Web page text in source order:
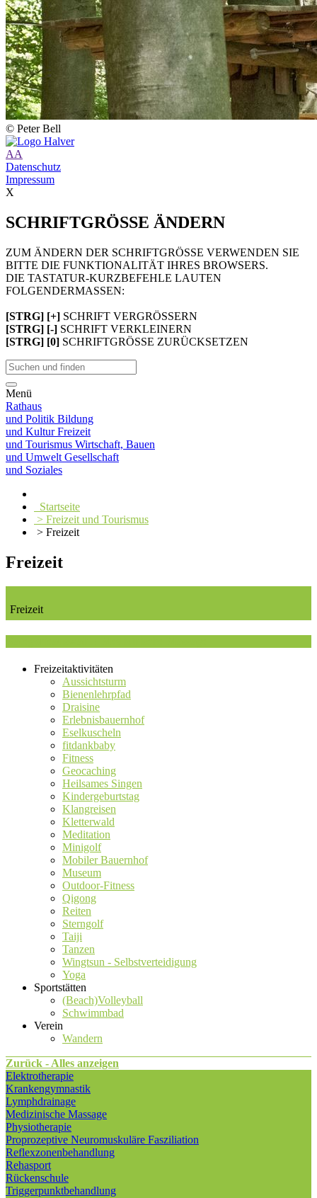
© Peter Bell
AA
Datenschutz
Impressum
X
SCHRIFTGRÖSSE ÄNDERN
ZUM ÄNDERN DER SCHRIFTGRÖSSE VERWENDEN SIE
BITTE DIE FUNKTIONALITÄT IHRES BROWSERS.
DIE TASTATUR-KURZBEFEHLE LAUTEN
FOLGENDERMASSEN:
[STRG] [+] SCHRIFT VERGRÖSSERN
[STRG] [-] SCHRIFT VERKLEINERN
[STRG] [0] SCHRIFTGRÖSSE ZURÜCKSETZEN
Menü
Rathaus
und Politik Bildung
und KulturFreizeit
und Tourismus Wirtschaft, Bauen
und Umwelt Gesellschaft
und Soziales
Startseite
> Freizeit und Tourismus
> Freizeit
Freizeit
Freizeit
Freizeitaktivitäten
Aussichtsturm
Bienenlehrpfad
Draisine
Erlebnisbauernhof
Eselkuscheln
fitdankbaby
Fitness
Geocaching
Heilsames Singen
Kindergeburtstag
Klangreisen
Kletterwald
Meditation
Minigolf
Mobiler Bauernhof
Museum
Outdoor-Fitness
Qigong
Reiten
Sterngolf
Taiji
Tanzen
Wingtsun - Selbstverteidigung
Yoga
Sportstätten
(Beach)Volleyball
Schwimmbad
Verein
Wandern
Zurück - Alles anzeigen
Elektrotherapie
Krankengymnastik
Lymphdrainage
Medizinische Massage
Physiotherapie
Proprozeptive Neuromuskuläre Fasziliation
Reflexzonenbehandlung
Rehasport
Rückenschule
Triggerpunktbehandlung